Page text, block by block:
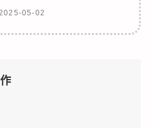
2025-05-02